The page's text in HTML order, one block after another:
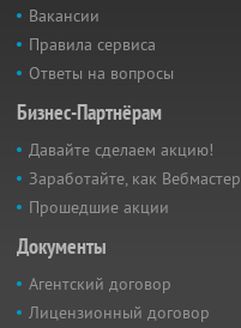
Вакансии
Правила сервиса
Ответы на вопросы
Бизнес-Партнёрам
Давайте сделаем акцию!
Заработайте, как Вебмастер
Прошедшие акции
Документы
Агентский договор
Лицензионный договор